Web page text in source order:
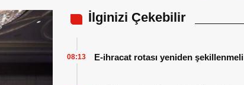
İlginizi Çekebilir
E-ihracat rotası yeniden şekillenmeli
08:13